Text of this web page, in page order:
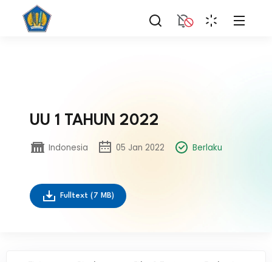
UU 1 TAHUN 2022
Indonesia 05 Jan 2022 Berlaku
Fulltext (7 MB)